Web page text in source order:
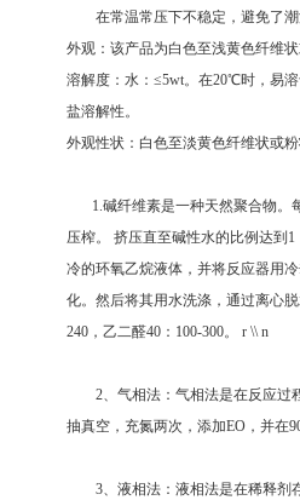
在常温常压下不稳定，避免了潮
外观：该产品为白色至浅黄色纤维
溶解度：水：≤5wt。在20℃时，易
盐溶解性。
外观性状：白色至淡黄色纤维状或
1.碱纤维素是一种天然聚合物。
压榨。 挤压直至碱性水的比例达到
冷的环氧乙烷液体，并将反应器用
化。然后将其用水洗涤，通过离心
240，乙二醛40：100-300。 r \\ n
2、气相法：气相法是在反应过程
抽真空，充氮两次，添加EO，并在
3、液相法：液相法是在稀释剂存